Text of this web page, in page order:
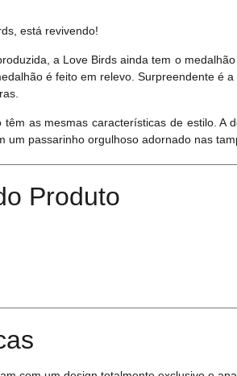
está revivendo!
a Love Birds ainda tem o
é feito em relevo. Surpreendente é
têm as mesmas características de estilo.
um passarinho orgulhoso adornado nas
Produto